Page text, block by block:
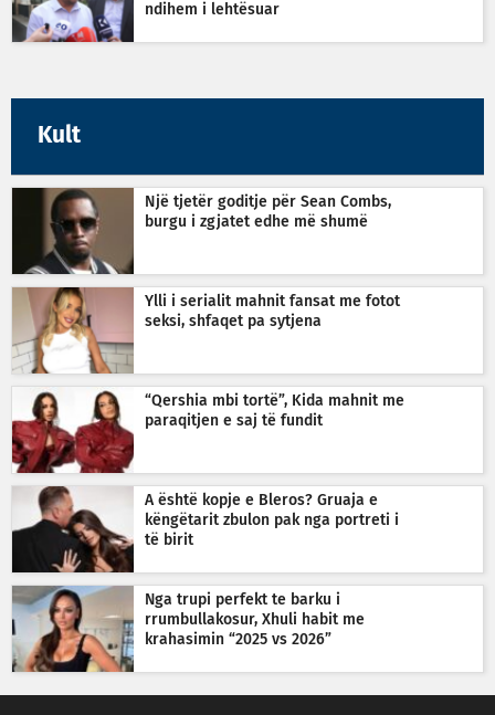
ndihem i lehtësuar
Kult
Një tjetër goditje për Sean Combs,
burgu i zgjatet edhe më shumë
Ylli i serialit mahnit fansat me fotot
seksi, shfaqet pa sytjena
“Qershia mbi tortë”, Kida mahnit me
paraqitjen e saj të fundit
A është kopje e Bleros? Gruaja e
këngëtarit zbulon pak nga portreti i
të birit
Nga trupi perfekt te barku i
rrumbullakosur, Xhuli habit me
krahasimin “2025 vs 2026”